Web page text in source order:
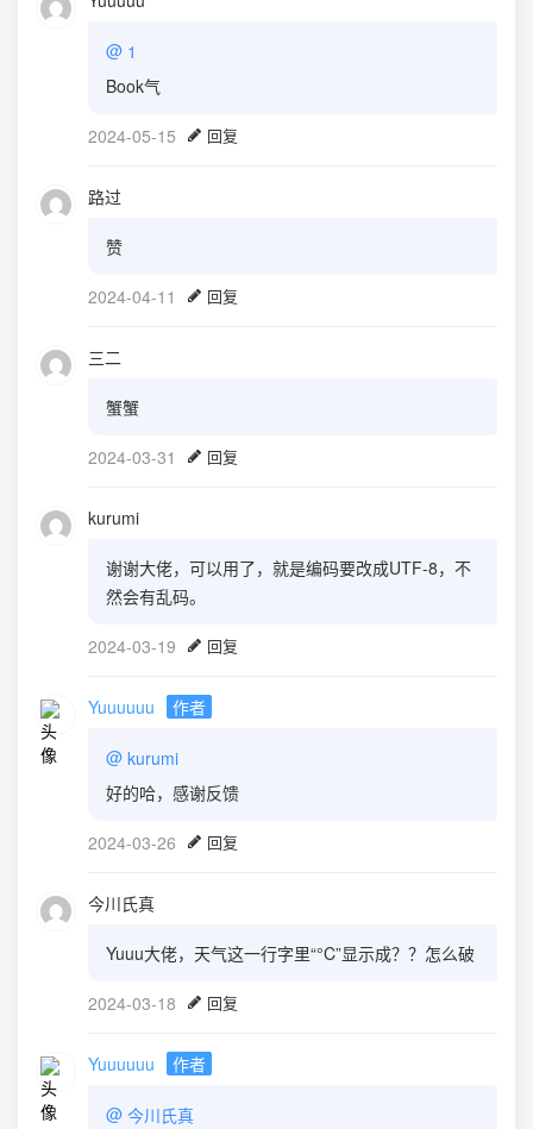
@ 1
Book气
2024-05-15 回复
路过
赞
2024-04-11 回复
三二
蟹蟹
2024-03-31 回复
kurumi
谢谢大佬，可以用了，就是编码要改成UTF-8，不
然会有乱码。
2024-03-19 回复
Yuuuuuu 作者
@ kurumi
好的哈，感谢反馈
2024-03-26 回复
今川氏真
Yuuu大佬，天气这一行字里“°C”显示成？？怎么破
2024-03-18 回复
Yuuuuuu 作者
@ 今川氏真